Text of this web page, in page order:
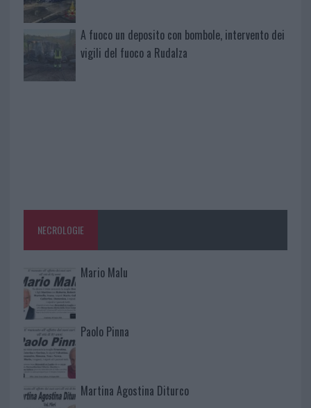
A fuoco un deposito con bombole, intervento dei
vigili del fuoco a Rudalza
NECROLOGIE
Mario Malu
Paolo Pinna
Martina Agostina Diturco